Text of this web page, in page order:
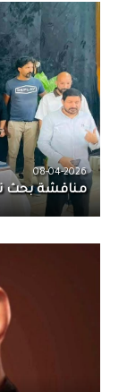
08-04-2026
مناقشة بحث